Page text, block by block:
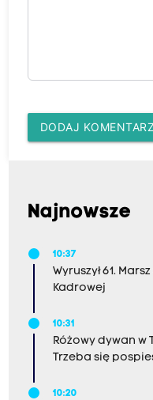
DODAJ KOMENTARZ
Najnowsze
10:37
Wyruszył 61.
Kadrowej
10:31
Różowy dywan
Trzeba się
10:20